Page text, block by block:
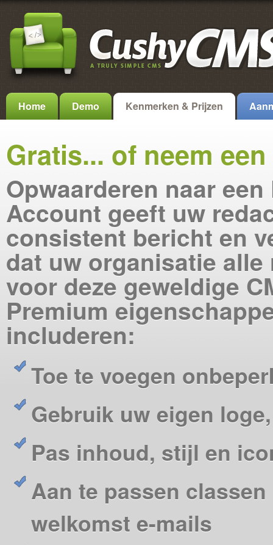
Home Demo Kenmerken & Prijzen
Gratis... of neem
Opwaarderen naar
Account geeft uw
consistent bericht en
dat uw organisatie
voor deze geweldige
Premium
includeren:
Toe te voegen
Gebruik uw eigen
Pas inhoud, stijl en
Aan te passen
welkomst e-mails